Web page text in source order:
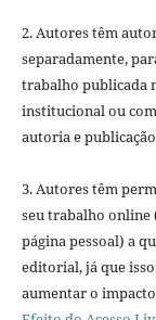
2. Autores têm
separadamente,
trabalho publicada
institucional ou
autoria e
3. Autores têm
seu trabalho online
página pessoal) a
editorial, já que
aumentar o